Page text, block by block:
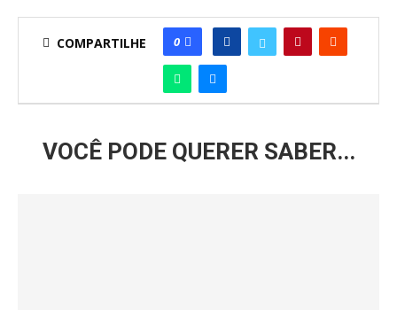
COMPARTILHE 0
VOCÊ PODE QUERER SABER...